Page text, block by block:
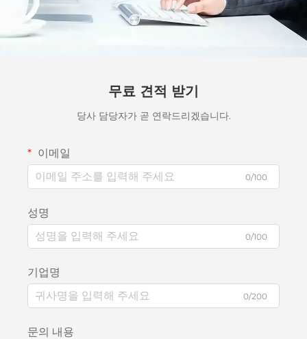
무료 견적 받기
당사 담당자가 곧 연락드리겠습니다.
이메일
0/100
성명
0/100
기업명
0/200
문의 내용